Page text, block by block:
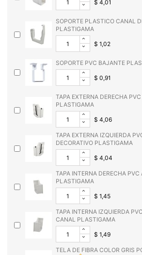
$ 4,01
SOPORTE PLASTICO CANAL
PLASTIGAMA
$ 1,02
SOPORTE PVC BAJANTE
$ 0,91
TAPA EXTERNA DERECHA
PLASTIGAMA
$ 4,06
TAPA EXTERNA IZQUIERDA
DECORATIVO PLASTIGAMA
$ 4,04
TAPA INTERNA DERECHA
PLASTIGAMA
$ 1,45
TAPA INTERNA IZQUIERDA
CANAL PLASTIGAMA
$ 1,49
TELA DE FIBRA COLOR GRIS